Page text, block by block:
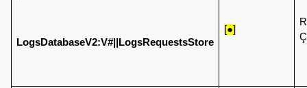
LogsDatabaseV2:V#||LogsRequestsStore
[●]